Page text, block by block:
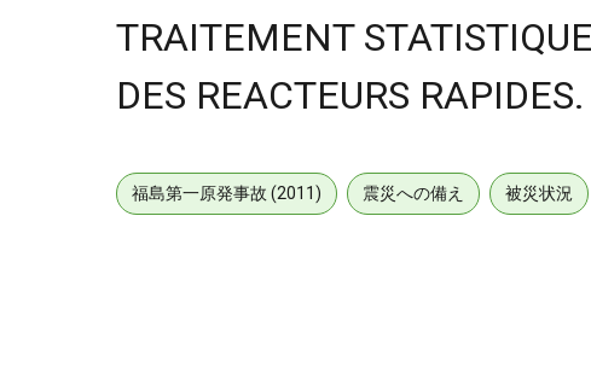
TRAITEMENT
DES REACTEURS RAPIDES.
福島第一原発事故 (2011) 震災への備え 被災状況